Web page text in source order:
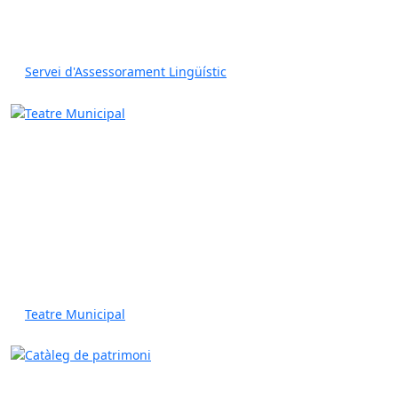
Servei d'Assessorament Lingüístic
Teatre Municipal